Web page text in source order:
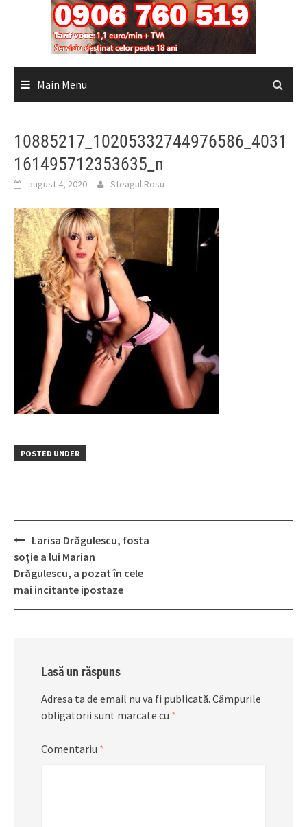
Main Menu
10885217_10205332744976586_4031
161495712353635_n
august 4, 2020 Steagul Rosu
POSTED UNDER
Post
navigation
Larisa Drăgulescu, fosta
soție a lui Marian
Drăgulescu, a pozat în cele
mai incitante ipostaze
Lasă un răspuns
Adresa ta de email nu va fi publicată. Câmpurile
obligatorii sunt marcate cu *
Comentariu *